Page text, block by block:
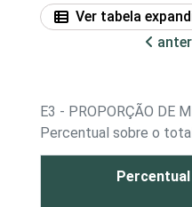
Ver tabela
E3 - PROPORÇÃO DE
Percentual sobre o
Percentual